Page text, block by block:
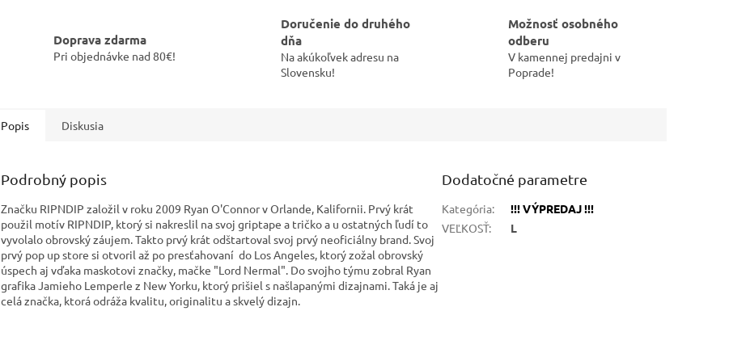
Doprava zdarma
Pri objednávke nad 80€!
Doručenie do druhého
dňa
Na akúkoľvek adresu na
Slovensku!
Možnosť osobného
odberu
V kamennej predajni v
Poprade!
Popis Diskusia
Podrobný popis
Značku RIPNDIP založil v roku 2009 Ryan O'Connor v Orlande, Kalifornii. Prvý krát
použil motív RIPNDIP, ktorý si nakreslil na svoj griptape a tričko a u ostatných ľudí to
vyvolalo obrovský záujem. Takto prvý krát odštartoval svoj prvý neoficiálny brand. Svoj
prvý pop up store si otvoril až po presťahovaní do Los Angeles, ktorý zožal obrovský
úspech aj vďaka maskotovi značky, mačke "Lord Nermal". Do svojho týmu zobral Ryan
grafika Jamieho Lemperle z New Yorku, ktorý prišiel s našlapanými dizajnami. Taká je aj
celá značka, ktorá odráža kvalitu, originalitu a skvelý dizajn.
Dodatočné parametre
Kategória:
!!! VÝPREDAJ !!!
VEĽKOSŤ: L